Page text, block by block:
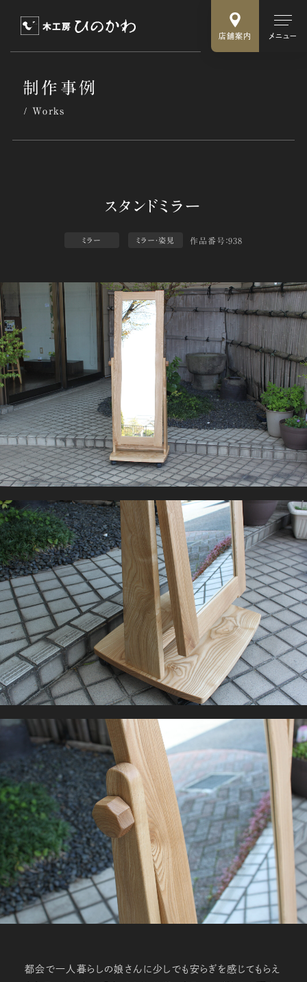
店舗案内 メニュー
制作事例
Works
ミラー ミラー・姿見 作品番号：938
都会で一人暮らしの娘さんに少しでも安らぎを感じてもらえ